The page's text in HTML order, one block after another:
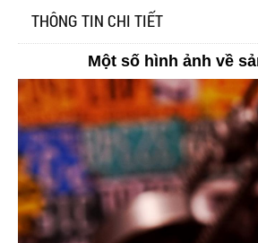
THÔNG TIN CHI TIẾT
Một số hình ảnh về